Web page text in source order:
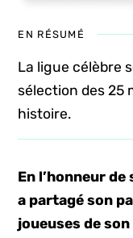
EN RÉSUMÉ
La ligue célèbre
sélection des 25
histoire.
En l’honneur
a partagé son
joueuses de